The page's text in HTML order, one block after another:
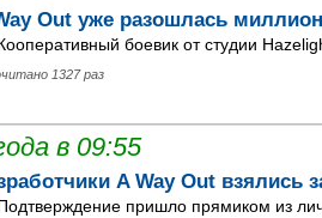
Out уже разошлась
боевик от студии
1327 раз
в 09:55
A Way Out взялись
пришло прямиком из